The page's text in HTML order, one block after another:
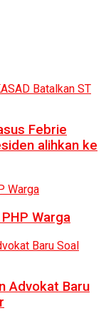
Febrie
alihkan ke
Warga
Advokat Baru